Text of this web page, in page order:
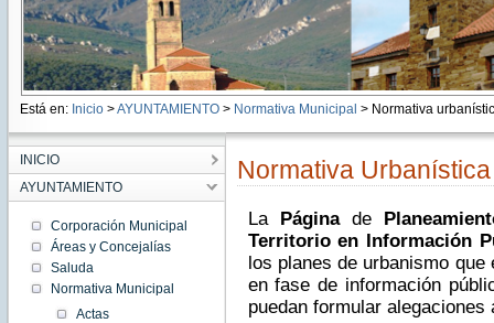
Está en: Inicio >AYUNTAMIENTO> Normativa Municipal > Normativa
INICIO
AYUNTAMIENTO
Corporación Municipal
Áreas y Concejalías
Saluda
Normativa Municipal
Actas
Normativa Urbanística
La Página de
Territorio en Información
los planes de urbanismo
en fase de información
puedan formular alegaciones